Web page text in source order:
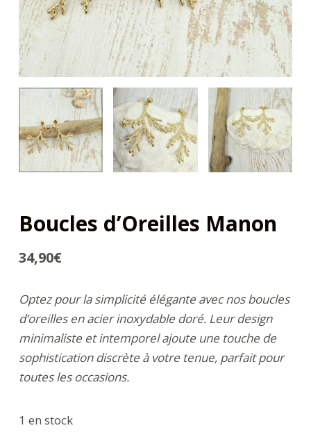
Boucles d’Oreilles Manon
34,90€
Optez pour la simplicité élégante avec nos boucles
d’oreilles en acier inoxydable doré. Leur design
minimaliste et intemporel ajoute une touche de
sophistication discrète à votre tenue, parfait pour
toutes les occasions.
1 en stock